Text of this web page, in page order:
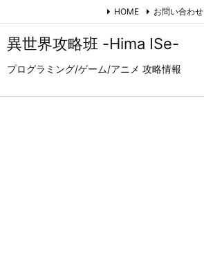
異世界攻略班 -Hima ISe-
プログラミング/ゲーム/アニメ 攻略情報
HOME お問い合わせ